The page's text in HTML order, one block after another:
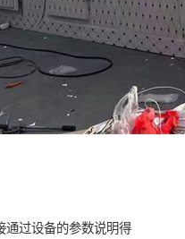
过设备的参数说明得